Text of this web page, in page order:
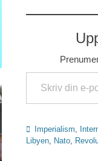
Skriv din e-post …
Kategorier
Imperialism,
Libyen, Nato,